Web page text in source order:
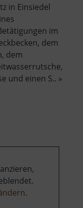
in Einsiedel
im
dem
dem
und einen S.. »
.